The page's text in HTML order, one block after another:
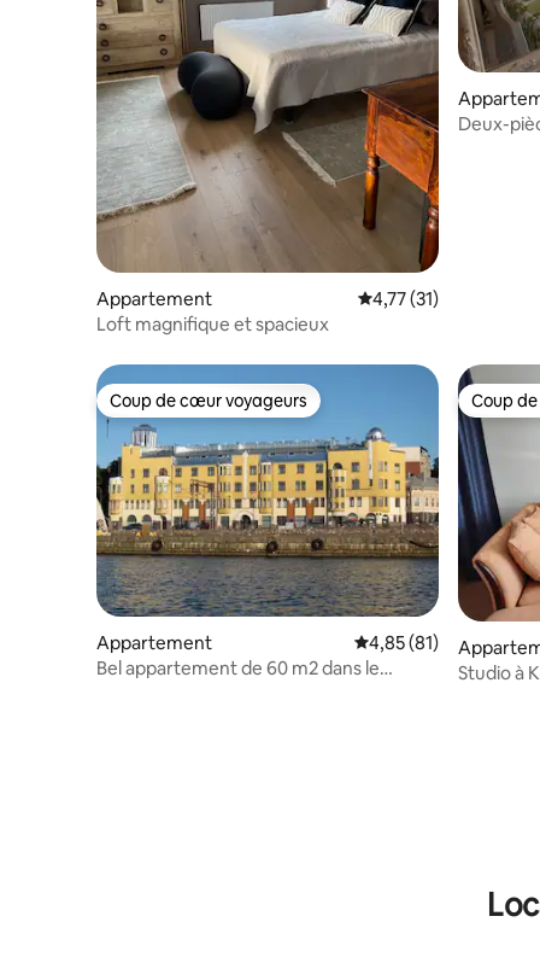
Appartement Évaluation moyenne
4,77 (31)
Loft magnifique et spacieux
Deux-
Coup de cœur voyageurs
Coup de cœur voyageurs
Appartement Évaluation moyenne
4,85 (81)
Bel appartement de 60 m2 dans le
Coup
Coup
Studio à